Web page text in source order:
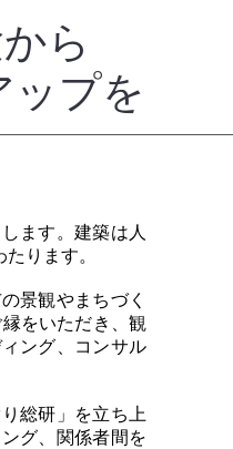
ら
ップを
ます。建築は人
ります。
景観やまちづく
をいただき、観
ング、コンサル
総研」を立ち上
グ、関係者間を